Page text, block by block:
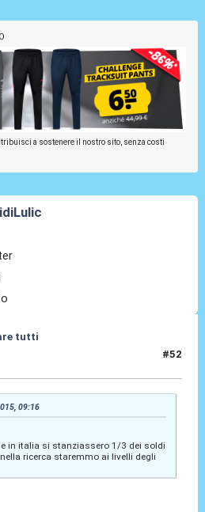
a sostenere il nostro sito, senza costi
tutti
#52
09:16
in italia si stanziassero 1/3 dei soldi
ricerca staremmo ai livelli degli